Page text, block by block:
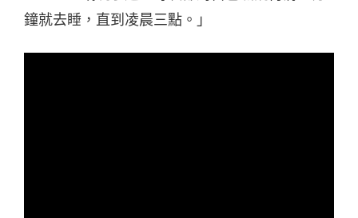
鐘就去睡，直到凌晨三點。」